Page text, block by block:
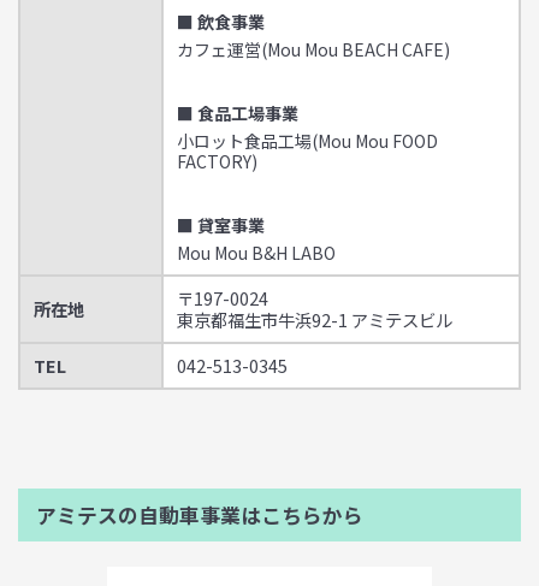
■ 飲食事業
カフェ運営(Mou Mou BEACH CAFE)
■ 食品工場事業
小ロット食品工場(Mou Mou FOOD
FACTORY)
■ 貸室事業
Mou Mou B&H LABO
所在地
〒197-0024
東京都福生市牛浜92-1 アミテスビル
TEL
042-513-0345
アミテスの自動車事業はこちらから